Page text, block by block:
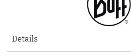
Details